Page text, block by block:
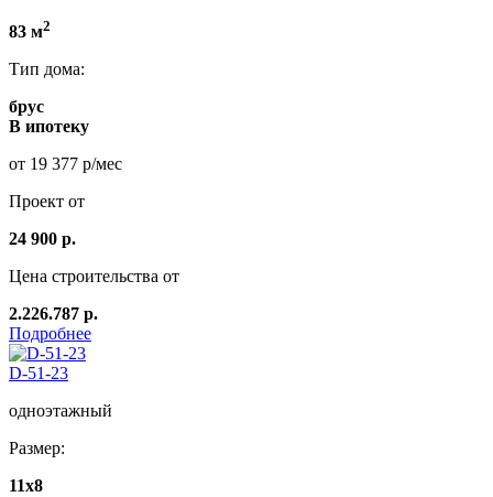
83 м2
Тип дома:
брус
В ипотеку
от 19 377 р/мес
Проект от
24 900 р.
Цена строительства от
2.226.787 р.
Подробнее
D-51-23
одноэтажный
Размер:
11х8